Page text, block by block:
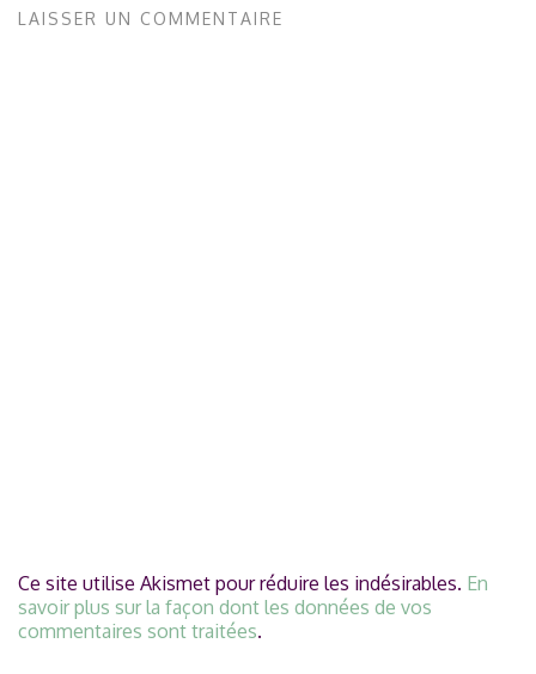
LAISSER UN COMMENTAIRE
Ce site utilise Akismet pour réduire les indésirables. En
savoir plus sur la façon dont les données de vos
commentaires sont traitées.